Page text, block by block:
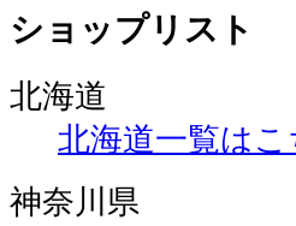
ショップリスト
北海道
北海道一覧はこ
神奈川県